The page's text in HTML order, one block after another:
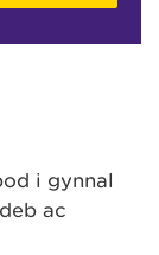
i gynnal
ac